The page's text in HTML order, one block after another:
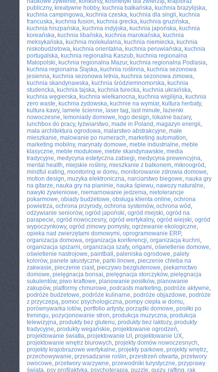
publiczny, kreatywne hobby, kuchnia bałkańska, kuchnia brazylijska,
kuchnia campingowa, kuchnia czeska, kuchnia dla singli, kuchnia
francuska, kuchnia fusion, kuchnia grecka, kuchnia gruzińska,
kuchnia hiszpańska, kuchnia indyjska, kuchnia japońska, kuchnia
koreańska, kuchnia libańska, kuchnia marokańska, kuchnia
meksykańska, kuchnia molekularna, kuchnia niemiecka, kuchnia
niskobudżetowa, kuchnia orientalna, kuchnia peruwiańska, kuchnia
portugalska, kuchnia regionalna Kaszub, kuchnia regionalna
Małopolski, kuchnia regionalna Mazur, kuchnia regionalna Podlasia,
kuchnia regionalna Śląska, kuchnia roślinna, kuchnia sezonowa
jesienna, kuchnia sezonowa letnia, kuchnia sezonowa zimowa,
kuchnia skandynawska, kuchnia śródziemnomorska, kuchnia
studencka, kuchnia tajska, kuchnia turecka, kuchnia ukraińska,
kuchnia węgierska, kuchnia wielkanocna, kuchnia wigilijna, kuchnia
zero waste, kuchnia żydowska, kuchnie na wymiar, kultura herbaty,
kultura kawy, lamele ścienne, laser tag, last minute, łazienki
nowoczesne, lemoniady domowe, logo design, lokalne bazary,
lunchbox do pracy, łyżwiarstwo, made in Poland , magazyn energii,
mała architektura ogrodowa, malarstwo abstrakcyjne, małe
mieszkanie, malowanie po numerach, marketing automation,
marketing mobilny, marynaty domowe, meble industrialne, meble
klasyczne, meble modułowe, meble skandynawskie, media
tradycyjne, medycyna estetyczna zabiegi, medycyna prewencyjna,
mental health, miejskie rośliny, mieszkanie z balkonem, mikroogród ,
mindful eating, monitoring w domu, monitorowanie zdrowia domowe,
motion design, muzyka elektroniczna, narciarstwo biegowe, nauka gry
na gitarze, nauka gry na pianinie, nauka śpiewu, nawozy naturalne,
nawyki żywieniowe, niemarnowanie jedzenia, nietolerancje
pokarmowe, obiady budżetowe, obsługa klienta online, ochrona
powietrza, ochrona przyrody, ochrona systemów, ochrona wód ,
odżywianie seniorów, ogród japoński, ogród miejski, ogród na
parapecie, ogród nowoczesny, ogród wertykalny, ogród wiejski, ogród
wypoczynkowy, ogród zimowy pomysły, ogrzewanie ekologiczne,
opieka nad zwierzętami domowymi, oprogramowanie ERP,
organizacja domowa, organizacja konferencji, organizacja kuchni,
organizacja spiżarni, organizacja szafy, origami, oświetlenie domowe,
oświetlenie nastrojowe, paintball , paleniska ogrodowe, palety
kolorów, panele akustyczne, parki linowe, pieczenie chleba na
zakwasie, pieczenie ciast, pieczywo bezglutenowe, piekarnictwo
domowe, pielęgnacja bonsai, pielęgnacja storczyków, pielęgnacja
sukulentów, piwo kraftowe, planowanie posiłków, planowanie
zakupów, platformy chmurowe, podcasts marketing, podróże aktywne,
podróże budżetowe, podróże kulinarne, podróże objazdowe, podróże
z przyczepą, pomoc psychologiczna, pompy ciepła w domu,
porównywarka lotów, portfolio artysty, porządki domowe, posiłki po
treningu, pozycjonowanie stron, produkcja muzyczna, produkcja
telewizyjna, produkty bez glutenu, produkty bez laktozy, produkty
tradycyjne, produkty wegańskie, projektowanie ogrodzeń,
projektowanie światła, projektowanie UI , projektowanie UX,
projektowanie wnętrz biurowych, projekty domów nowoczesnych,
projekty krajobrazowe wertykalne, projekty parkowe, projekty wnętrz,
przechowywanie, przesadzanie roślin, przestrzeń otwarta, przetwory
owocowe, przetwory warzywne, przewodniki turystyczne, przyprawy
świata, psy profilaktyka, psychoterapia, puzzle, quizy, rafting, rak